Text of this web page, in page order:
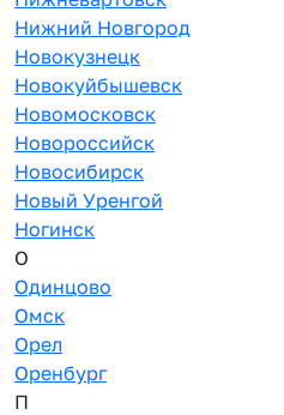
Нижний Новгород
Новокузнецк
Новокуйбышевск
Новомосковск
Новороссийск
Новосибирск
Новый Уренгой
Ногинск
О
Одинцово
Омск
Орел
Оренбург
П